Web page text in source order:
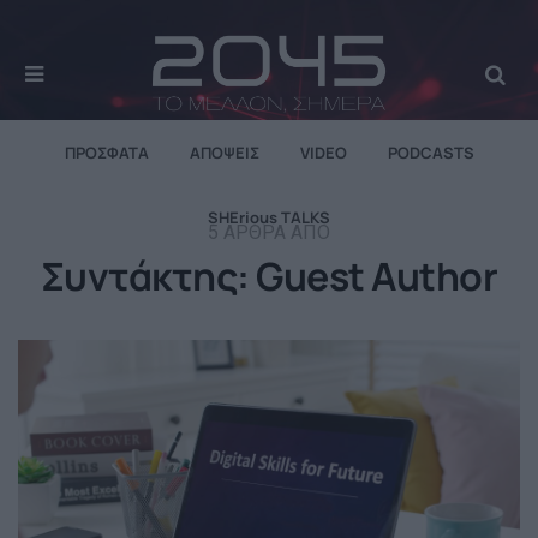
ΠΡΌΣΦΑΤΑ ΑΠΌΨΕΙΣ VIDEO PODCASTS
SHErious TALKS
5 ΆΡΘΡΑ ΑΠΌ
Συντάκτης: Guest Author